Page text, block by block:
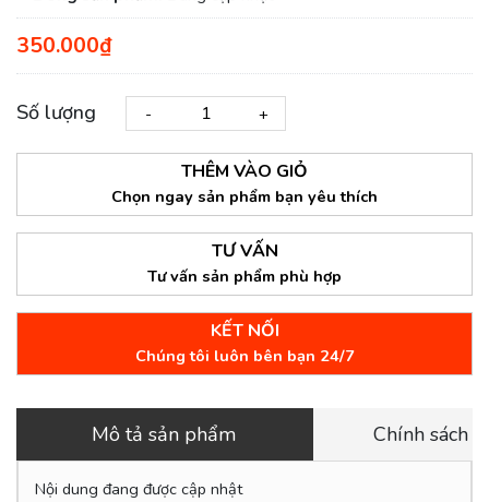
350.000₫
Số lượng - +
THÊM VÀO GIỎ
Chọn ngay sản phẩm bạn yêu thích
TƯ VẤN
Tư vấn sản phẩm phù hợp
KẾT NỐI
Chúng tôi luôn bên bạn 24/7
Mô tả sản phẩm Chính sách
Nội dung đang được cập nhật